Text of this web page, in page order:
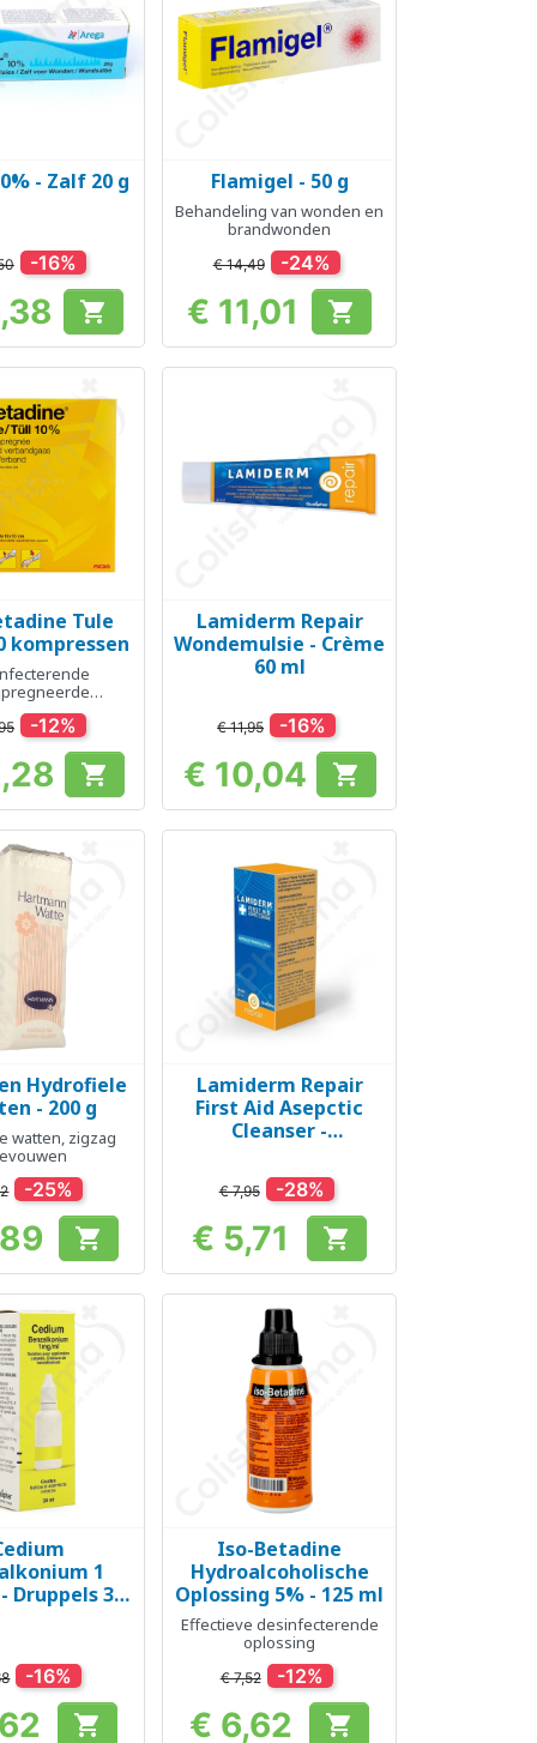
bekijken
- Zalf 20 g
-16%
Prijs 
Snel bekijken
Flamigel - 50 g
Behandeling van wonden en
brandwonden
€ 14,49 -24%
Prijs
€ 11,01 
bekijkenTule
kompressen
-12%
Prijs 
Snel bekijken
Lamiderm Repair
Wondemulsie - Crème
60 ml
€ 11,95 -16%
Prijs
€ 10,04 
bekijken
Hydrofiele
- 200 g
watten, zigzag
-25%
Prijs 
Snel bekijken
Lamiderm Repair
First Aid Asepctic
Cleanser -
€ 7,95 -28%
Prijs
€ 5,71 
bekijken
1
Druppels 30
-16%
Prijs 
Snel bekijken
Iso-Betadine
Hydroalcoholische
Oplossing 5% - 125 ml
Effectieve desinfecterende
oplossing
€ 7,52 -12%
Prijs
€ 6,62 